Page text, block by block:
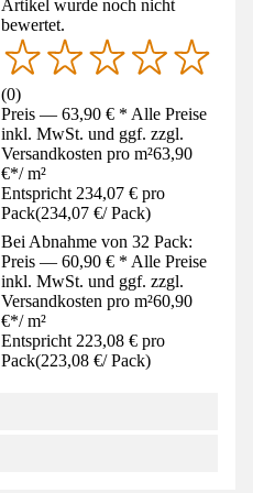
Artikel wurde noch nicht
bewertet.
(0)
Preis — 63,90 € * Alle Preise
inkl. MwSt. und ggf. zzgl.
Versandkosten pro m²63,90
€*/ m²
Entspricht 234,07 € pro
Pack(234,07 €/ Pack)
Bei Abnahme von 32 Pack:
Preis — 60,90 € * Alle Preise
inkl. MwSt. und ggf. zzgl.
Versandkosten pro m²60,90
€*/ m²
Entspricht 223,08 € pro
Pack(223,08 €/ Pack)